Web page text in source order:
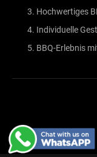
Hochwertiges
Individuelle
BBQ-Erlebnis